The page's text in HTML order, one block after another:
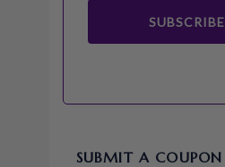
SUBSCRIBE
SUBMIT A COUPON